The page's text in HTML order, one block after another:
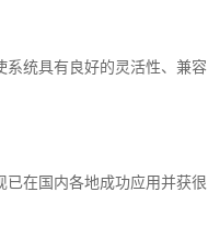
系统具有良好的灵活性、兼容
在国内各地成功应用并获很